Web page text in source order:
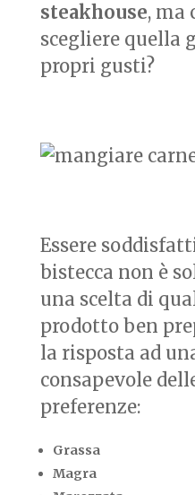
steakhouse, ma
scegliere quella
propri gusti?
Essere
bistecca non è
una scelta di
prodotto ben
la risposta ad
consapevole
preferenze:
Grassa
Magra